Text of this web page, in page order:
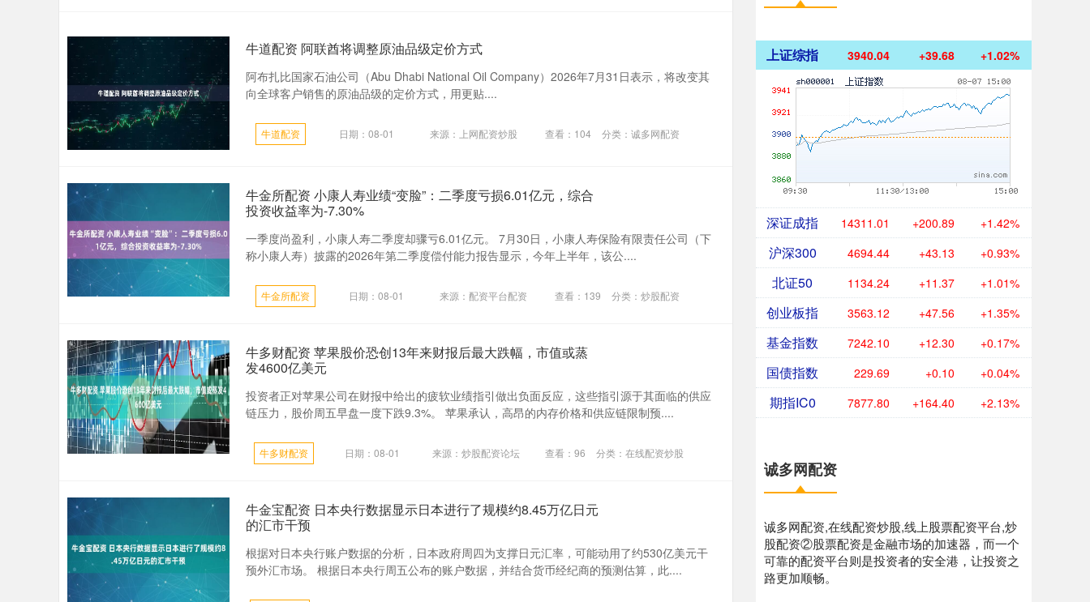
牛道配资 阿联酋将调整原油品级定价方式
阿布扎比国家石油公司（Abu Dhabi National Oil Company）2026年7月31日表示，将改变其
向全球客户销售的原油品级的定价方式，用更贴....
牛道配资 日期：08-01 来源：上网配资炒股 查看： 104 分类： 诚多网配资
牛金所配资 小康人寿业绩“变脸”：二季度亏损6.01亿元，综合
投资收益率为-7.30%
一季度尚盈利，小康人寿二季度却骤亏6.01亿元。 7月30日，小康人寿保险有限责任公司（下
称小康人寿）披露的2026年第二季度偿付能力报告显示，今年上半年，该公....
牛金所配资 日期：08-01 来源：配资平台配资 查看： 139 分类： 炒股配资
牛多财配资 苹果股价恐创13年来财报后最大跌幅，市值或蒸
发4600亿美元
投资者正对苹果公司在财报中给出的疲软业绩指引做出负面反应，这些指引源于其面临的供应
链压力，股价周五早盘一度下跌9.3%。 苹果承认，高昂的内存价格和供应链限制预....
牛多财配资 日期：08-01 来源：炒股配资论坛 查看： 96 分类： 在线配资炒股
牛金宝配资 日本央行数据显示日本进行了规模约8.45万亿日元
的汇市干预
根据对日本央行账户数据的分析，日本政府周四为支撑日元汇率，可能动用了约530亿美元干
预外汇市场。 根据日本央行周五公布的账户数据，并结合货币经纪商的预测估算，此....
上证综指 3940.04 +39.68 +1.02%
深证成指 14311.01 +200.89 +1.42%
沪深300 4694.44 +43.13 +0.93%
北证50 1134.24 +11.37 +1.01%
创业板指 3563.12 +47.56 +1.35%
基金指数 7242.10 +12.30 +0.17%
国债指数 229.69 +0.10 +0.04%
期指IC0 7877.80 +164.40 +2.13%
诚多网配资
诚多网配资,在线配资炒股,线上股票配资平台,炒
股配资②股票配资是金融市场的加速器，而一个
可靠的配资平台则是投资者的安全港，让投资之
路更加顺畅。